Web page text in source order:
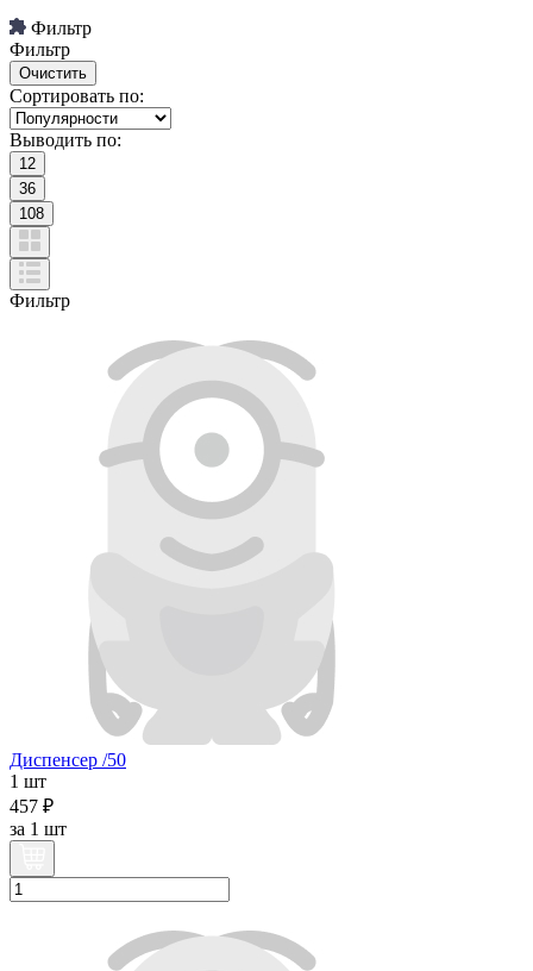
Фильтр
Фильтр
Сортировать по:
Выводить по:
12
36
108
Фильтр
Диспенсер /50
1 шт
457 ₽
за 1 шт